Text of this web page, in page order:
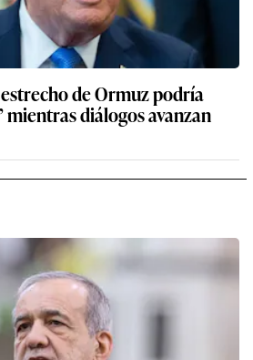
de Ormuz podría
diálogos avanzan